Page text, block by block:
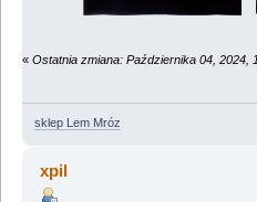
« Ostatnia zmiana: Października 04, 2024,
sklep Lem Mróz
xpil